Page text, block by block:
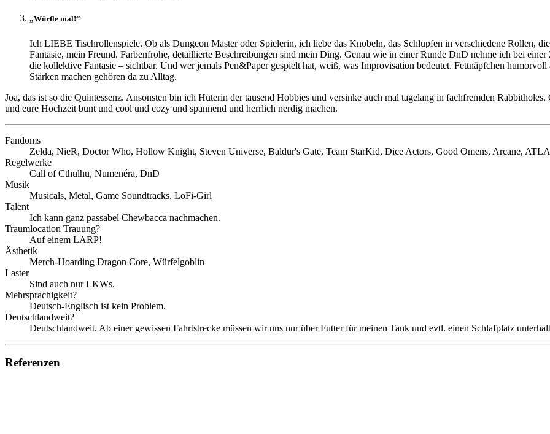
„Würfle mal!“
Ich LIEBE Tischrollenspiele. Ob als Dungeon Master oder Spielerin, ich liebe das Knobeln, das Schlüpfen in verschiedene Rollen,
Fantasie, mein Freund. Farbenfrohe, detaillierte Beschreibungen sind mein Ding. Genau wie in einer Runde DnD nehme ich bei
die kollektive Fantasie – sichtbar. Und wer jemals Pen&Paper gespielt hat, weiß, was Improvisation bedeutet. Fettnäpfchen
Stärken machen gehören da zu Alltag.
Joa, das ist so die Quintessenz. Ansonsten bin ich Hüterin der tausend Hobbies und versinke auch mal tagelang in fachfremden
und eure Hochzeit bunt und cool und cozy und spannend und herrlich nerdig machen.
Fandoms
Zelda, NieR, Doctor Who, Hollow Knight, Steven Universe, Baldur's Gate, Team StarKid, Dice Actors, Good Omens, Arcane,
Regelwerke
Call of Cthulhu, Numenéra, DnD
Musik
Musicals, Metal, Game Soundtracks, LoFi-Girl
Talent
Ich kann ganz passabel Chewbacca nachmachen.
Traumlocation Trauung?
Auf einem LARP!
Ästhetik
Merch-Hoarding Dragon Core, Würfelgoblin
Laster
Sind auch nur LKWs.
Mehrsprachigkeit?
Deutsch-Englisch ist kein Problem.
Deutschlandweit?
Deutschlandweit. Ab einer gewissen Fahrtstrecke müssen wir uns nur über Futter für meinen Tank und evtl. einen Schlafplatz
Referenzen